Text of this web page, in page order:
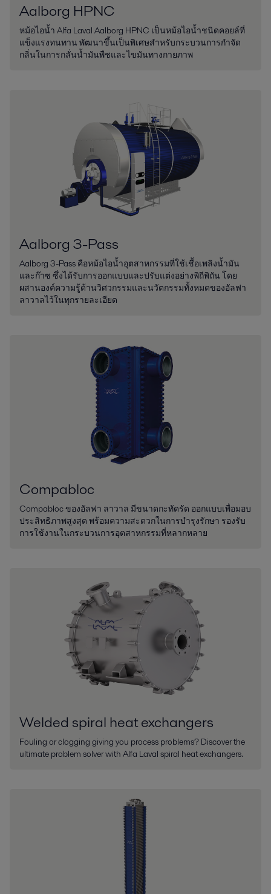
Aalborg HPNC
หม้อไอน้ำ Alfa Laval Aalborg HPNC เป็นหม้อไอน้ำชนิดคอยล์ที่
แข็งแรงทนทาน พัฒนาขึ้นเป็นพิเศษสำหรับกระบวนการกำจัด
กลิ่นในการกลั่นน้ำมันพืชและไขมันทางกายภาพ
Aalborg 3-Pass
Aalborg 3-Pass คือหม้อไอน้ำอุตสาหกรรมที่ใช้เชื้อเพลิงน้ำมัน
และก๊าซ ซึ่งได้รับการออกแบบและปรับแต่งอย่างพิถีพิถัน โดย
ผสานองค์ความรู้ด้านวิศวกรรมและนวัตกรรมทั้งหมดของอัลฟา
ลาวาลไว้ในทุกรายละเอียด
Compabloc
Compabloc ของอัลฟา ลาวาล มีขนาดกะทัดรัด ออกแบบเพื่อมอบ
ประสิทธิภาพสูงสุด พร้อมความสะดวกในการบำรุงรักษา รองรับ
การใช้งานในกระบวนการอุตสาหกรรมที่หลากหลาย
Welded spiral heat exchangers
Fouling or clogging giving you process problems? Discover the
ultimate problem solver with Alfa Laval spiral heat exchangers.